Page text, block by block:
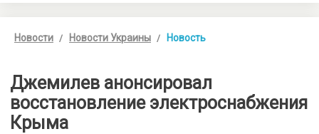
Новости Новости Украины Новость
Джемилев анонсировал
восстановление электроснабжения
Крыма